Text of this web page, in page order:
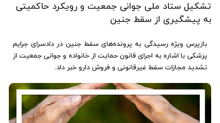
تشکیل ستاد ملی جوانی جمعیت و رویکرد حاکمیتی
به پیشگیری از سقط جنین
بازپرس ویژه رسیدگی به پرونده‌های سقط جنین در دادسرای جرایم
پزشکی با اشاره به اجرای قانون حمایت از خانواده و جوانی جمعیت از
تشدید مجازات سقط غیرقانونی و فروش دارو خبر داد.